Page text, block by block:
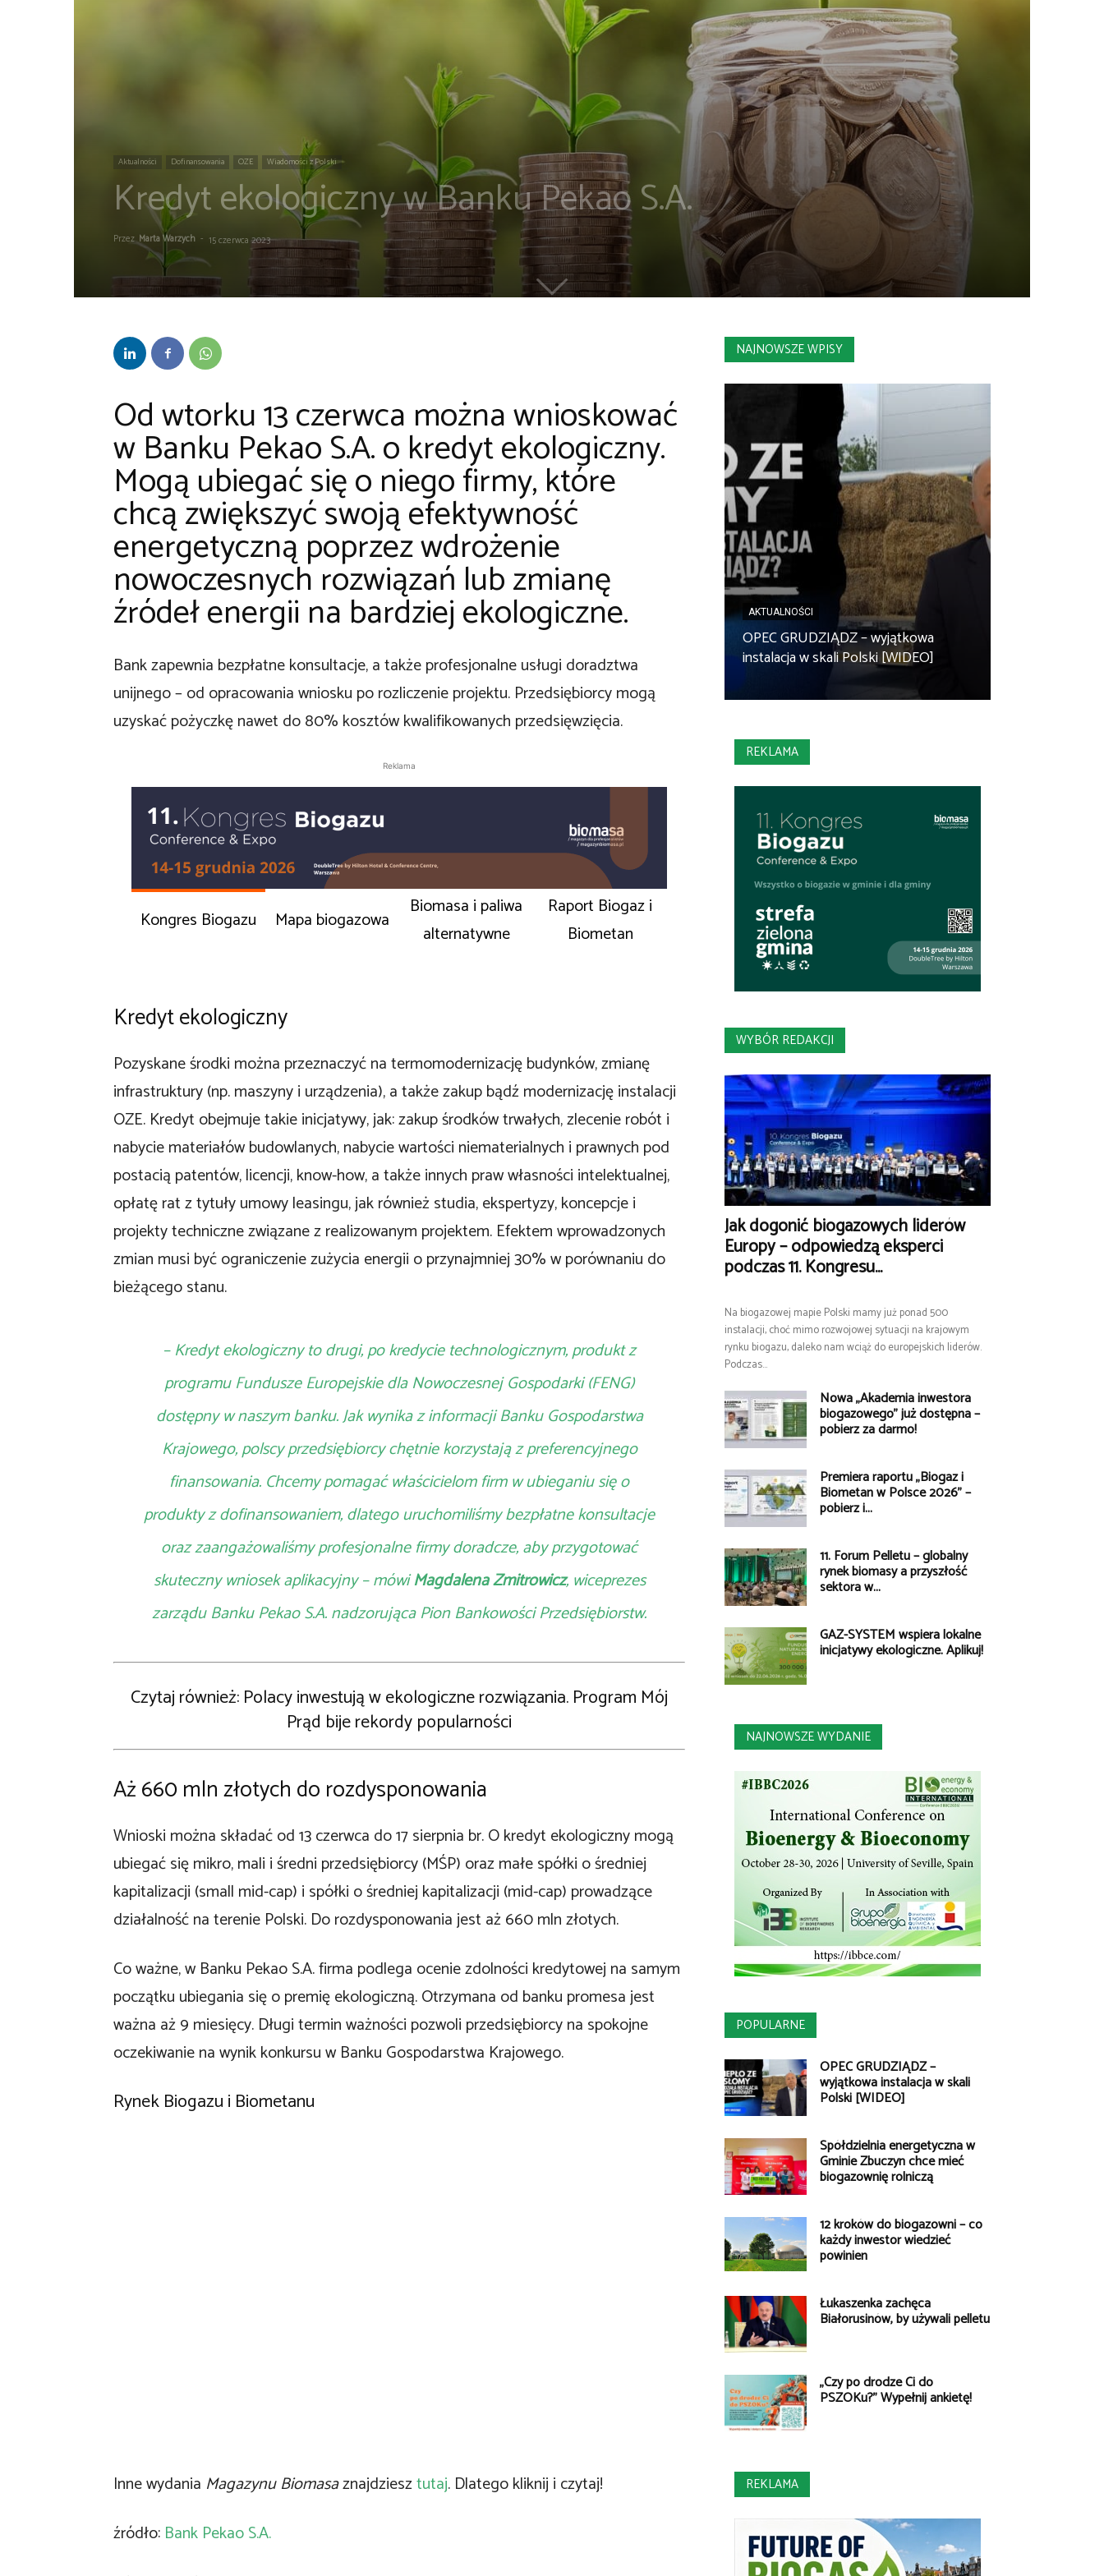
Aktualności Dofinansowania OZE Wiadomości z Polski
Kredyt ekologiczny w Banku Pekao S.A.
Przez Marta Warzych - 15 czerwca 2023
Od wtorku 13 czerwca można wnioskować
w Banku Pekao S.A. o kredyt ekologiczny.
Mogą ubiegać się o niego firmy, które
chcą zwiększyć swoją efektywność
energetyczną poprzez wdrożenie
nowoczesnych rozwiązań lub zmianę
źródeł energii na bardziej ekologiczne.
Bank zapewnia bezpłatne konsultacje, a także profesjonalne usługi doradztwa
unijnego – od opracowania wniosku po rozliczenie projektu. Przedsiębiorcy mogą
uzyskać pożyczkę nawet do 80% kosztów kwalifikowanych przedsięwzięcia.
Reklama
Kongres Biogazu Mapa biogazowa
Biomasa i paliwa
alternatywne
Raport Biogaz i
Biometan
Kredyt ekologiczny
Pozyskane środki można przeznaczyć na termomodernizację budynków, zmianę
infrastruktury (np. maszyny i urządzenia), a także zakup bądź modernizację instalacji
OZE. Kredyt obejmuje takie inicjatywy, jak: zakup środków trwałych, zlecenie robót i
nabycie materiałów budowlanych, nabycie wartości niematerialnych i prawnych pod
postacią patentów, licencji, know-how, a także innych praw własności intelektualnej,
opłatę rat z tytuły umowy leasingu, jak również studia, ekspertyzy, koncepcje i
projekty techniczne związane z realizowanym projektem. Efektem wprowadzonych
zmian musi być ograniczenie zużycia energii o przynajmniej 30% w porównaniu do
bieżącego stanu.
– Kredyt ekologiczny to drugi, po kredycie technologicznym, produkt z
programu Fundusze Europejskie dla Nowoczesnej Gospodarki (FENG)
dostępny w naszym banku. Jak wynika z informacji Banku Gospodarstwa
Krajowego, polscy przedsiębiorcy chętnie korzystają z preferencyjnego
finansowania. Chcemy pomagać właścicielom firm w ubieganiu się o
produkty z dofinansowaniem, dlatego uruchomiliśmy bezpłatne konsultacje
oraz zaangażowaliśmy profesjonalne firmy doradcze, aby przygotować
skuteczny wniosek aplikacyjny – mówiMagdalena Zmitrowicz, wiceprezes
zarządu Banku Pekao S.A. nadzorująca Pion Bankowości Przedsiębiorstw.
Czytaj również: Polacy inwestują w ekologiczne rozwiązania. Program Mój
Prąd bije rekordy popularności
Aż 660 mln złotych do rozdysponowania
Wnioski można składać od 13 czerwca do 17 sierpnia br. O kredyt ekologiczny mogą
ubiegać się mikro, mali i średni przedsiębiorcy (MŚP) oraz małe spółki o średniej
kapitalizacji (small mid-cap) i spółki o średniej kapitalizacji (mid-cap) prowadzące
działalność na terenie Polski. Do rozdysponowania jest aż 660 mln złotych.
Co ważne, w Banku Pekao S.A. firma podlega ocenie zdolności kredytowej na samym
początku ubiegania się o premię ekologiczną. Otrzymana od banku promesa jest
ważna aż 9 miesięcy. Długi termin ważności pozwoli przedsiębiorcy na spokojne
oczekiwanie na wynik konkursu w Banku Gospodarstwa Krajowego.
Rynek Biogazu i Biometanu
Inne wydania Magazynu Biomasaznajdziesztutaj. Dlatego kliknij i czytaj!
źródło: Bank Pekao S.A.
NAJNOWSZE WPISY
AKTUALNOŚCI
OPEC GRUDZIĄDZ – wyjątkowa
instalacja w skali Polski [WIDEO]
REKLAMA
WYBÓR REDAKCJI
Jak dogonić biogazowych liderów
Europy – odpowiedzą eksperci
podczas 11. Kongresu...
Na biogazowej mapie Polski mamy już ponad 500
instalacji, choć mimo rozwojowej sytuacji na krajowym
rynku biogazu, daleko nam wciąż do europejskich liderów.
Podczas...
Nowa „Akademia inwestora
biogazowego” już dostępna –
pobierz za darmo!
Premiera raportu „Biogaz i
Biometan w Polsce 2026” –
pobierz i...
11. Forum Pelletu – globalny
rynek biomasy a przyszłość
sektora w...
GAZ-SYSTEM wspiera lokalne
inicjatywy ekologiczne. Aplikuj!
NAJNOWSZE WYDANIE
POPULARNE
OPEC GRUDZIĄDZ –
wyjątkowa instalacja w skali
Polski [WIDEO]
Spółdzielnia energetyczna w
Gminie Zbuczyn chce mieć
biogazownię rolniczą
12 kroków do biogazowni – co
każdy inwestor wiedzieć
powinien
Łukaszenka zachęca
Białorusinów, by używali pelletu
„Czy po drodze Ci do
PSZOKu?” Wypełnij ankietę!
REKLAMA